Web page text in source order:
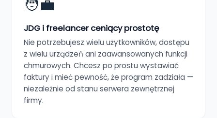
🧑‍💼
JDG i freelancer ceniący prostotę
Nie potrzebujesz wielu użytkowników, dostępu
z wielu urządzeń ani zaawansowanych funkcji
chmurowych. Chcesz po prostu wystawiać
faktury i mieć pewność, że program zadziała —
niezależnie od stanu serwera zewnętrznej
firmy.